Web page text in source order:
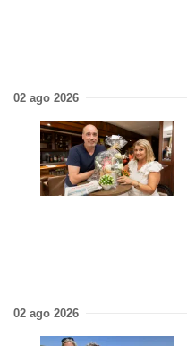
02 ago 2026
02 ago 2026